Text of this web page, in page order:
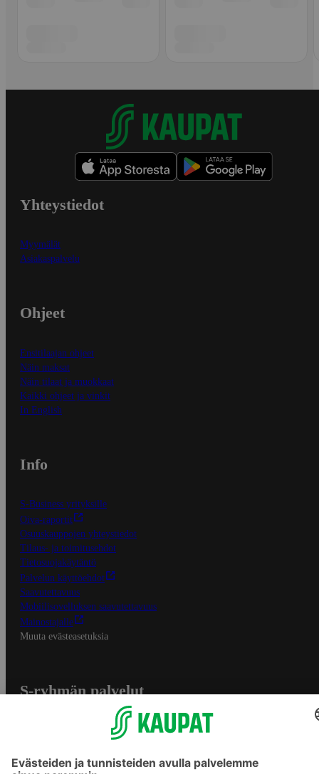
Yhteystiedot
Myymälät
Asiakaspalvelu
Ohjeet
Ensitilaajan ohjeet
Näin maksat
Näin tilaat ja muokkaat
Kaikki ohjeet ja vinkit
In English
Info
S-Business yrityksille
Oiva-raportit
Osuuskauppojen yhteystiedot
Tilaus- ja toimitusehdot
Tietosuojakäytäntö
Palvelun käyttöehdot
Saavutettavuus
Mobiilisovelluksen saavutettavuus
Mainostajalle
Muuta evästeasetuksia
S-ryhmän palvelut
Yhteishyvä Ruoka -sovellus